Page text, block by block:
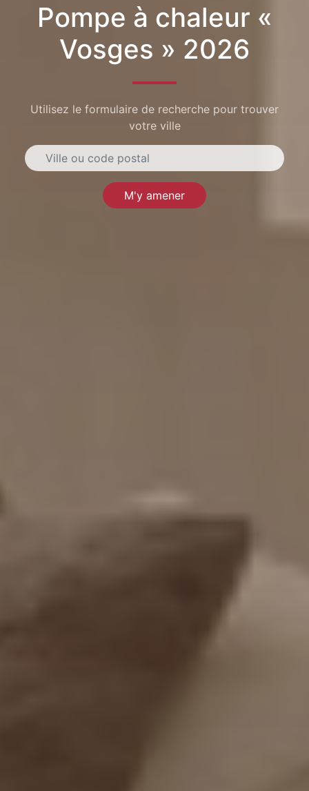
Pompe à chaleur «
Vosges » 2026
Utilisez le formulaire de recherche pour trouver
votre ville
M'y amener